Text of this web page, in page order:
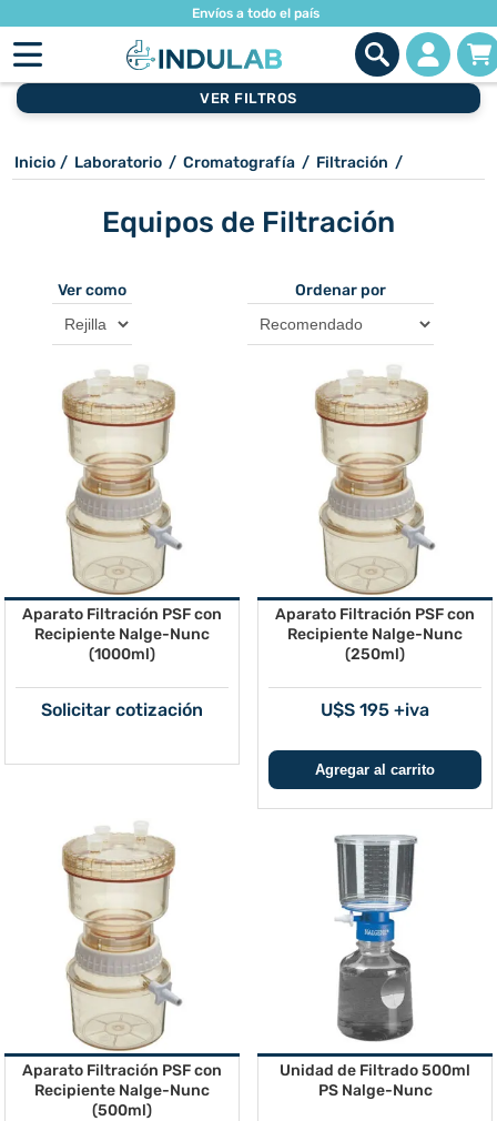
Envíos a todo el país
VER FILTROS
Inicio / Laboratorio / Cromatografía / Filtración /
Equipos de Filtración
Ver como Ordenar por
Aparato Filtración PSF con
Recipiente Nalge-Nunc
(1000ml)
Solicitar cotización
Aparato Filtración PSF con
Recipiente Nalge-Nunc
(250ml)
U$S 195 +iva
Aparato Filtración PSF con
Recipiente Nalge-Nunc
(500ml)
Unidad de Filtrado 500ml
PS Nalge-Nunc